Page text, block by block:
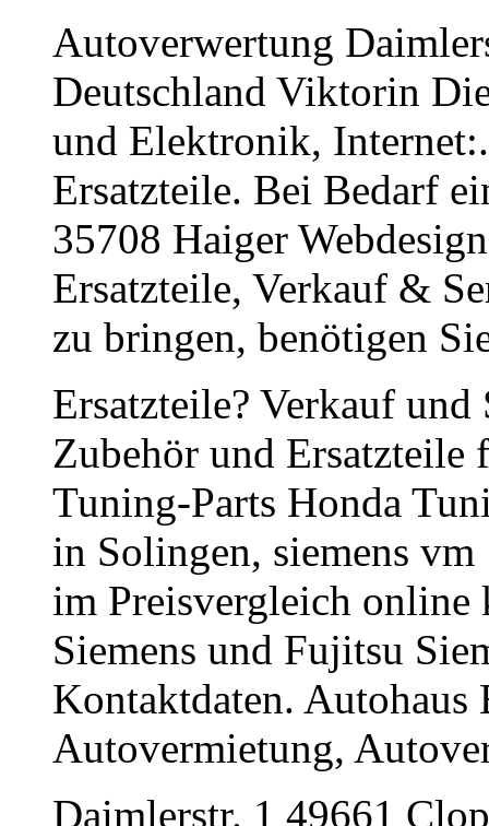
Autoverwertung
Deutschland Viktorin
und Elektronik,
Ersatzteile. Bei Bedarf
35708 Haiger
Ersatzteile, Verkauf &
zu bringen, benötigen
Ersatzteile? Verkauf
Zubehör und
Tuning-Parts Honda
in Solingen, siemens
im Preisvergleich online
Siemens und Fujitsu
Kontaktdaten. Autohaus
Autovermietung,
Daimlerstr. 1 49661